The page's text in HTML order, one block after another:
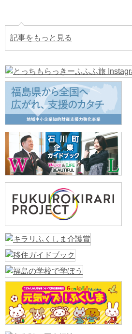
記事をもっと見る